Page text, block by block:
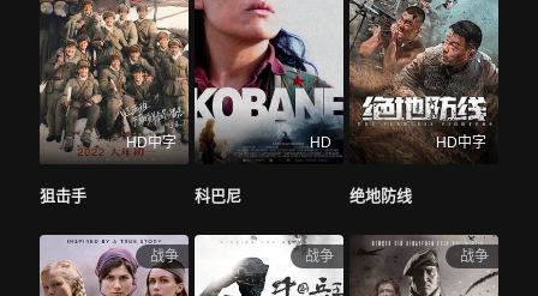
HD中字
狙击手
HD
科巴尼
HD中字
绝地防线
战争 战争 战争